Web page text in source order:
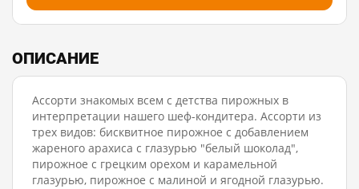
ОПИСАНИЕ
Ассорти знакомых всем с детства пирожных в
интерпретации нашего шеф-кондитера. Ассорти из
трех видов: бисквитное пирожное с добавлением
жареного арахиса с глазурью "белый шоколад",
пирожное с грецким орехом и карамельной
глазурью, пирожное с малиной и ягодной глазурью.